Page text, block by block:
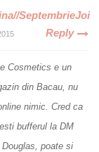
SeptembrieJoi
Reply
Cosmetics e un
din Bacau, nu
nimic. Cred ca
bufferul la DM
Douglas, poate si